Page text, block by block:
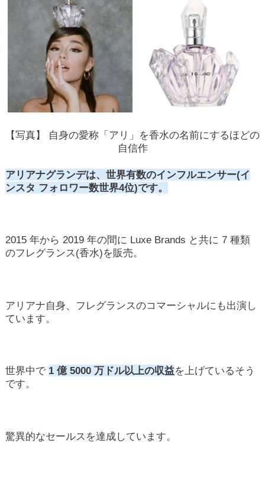
【写真】 自身の愛称「アリ」を香水の名前にするほどの
自信作
アリアナグランデは、世界有数のインフルエンサー(イ
ンスタ フォロワー数世界4位)です。
2015 年から 2019 年の間に Luxe Brands と共に 7 種類
のフレグランス(香水)を販売。
アリアナ自身、フレグランスのコマーシャルにも出演し
ています。
世界中で 1 億 5000 万ドル以上の収益を上げているそう
です。
驚異的なセールスを達成しています。